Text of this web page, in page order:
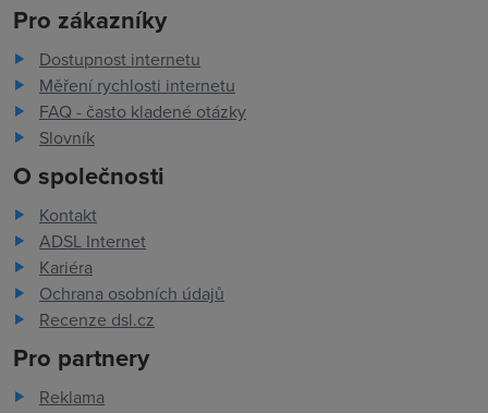
Pro zákazníky
Dostupnost internetu
Měření rychlosti internetu
FAQ - často kladené otázky
Slovník
O společnosti
Kontakt
ADSL Internet
Kariéra
Ochrana osobních údajů
Recenze dsl.cz
Pro partnery
Reklama